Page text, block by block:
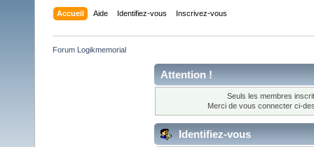
Accueil Aide Identifiez-vous Inscrivez-vous
Forum Logikmemorial
Attention !
Seuls les membres
Merci de vous connecter ci-
Identifiez-vous